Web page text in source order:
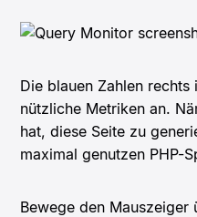
Die blauen Zahlen
nützliche Metriken an.
hat, diese Seite zu
maximal genutzen PHP-
Bewege den